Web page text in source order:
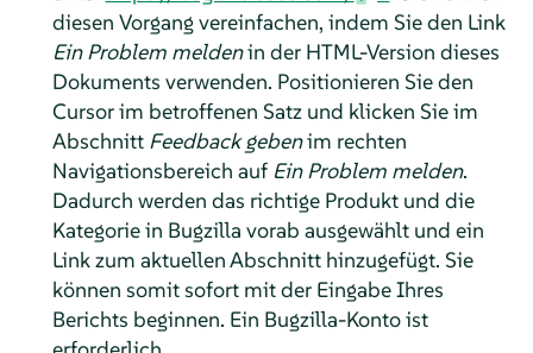
diesen Vorgang vereinfachen, indem Sie den Link
Ein Problem meldenin der HTML-Version dieses
Dokuments verwenden. Positionieren Sie den
Cursor im betroffenen Satz und klicken Sie im
Abschnitt Feedback gebenim rechten
Navigationsbereich auf Ein Problem melden.
Dadurch werden das richtige Produkt und die
Kategorie in Bugzilla vorab ausgewählt und ein
Link zum aktuellen Abschnitt hinzugefügt. Sie
können somit sofort mit der Eingabe Ihres
Berichts beginnen. Ein Bugzilla-Konto ist